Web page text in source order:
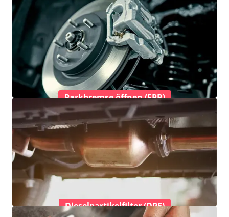
Parkbremse öffnen (EPB)
Dieselpartikelfilter (DPF)